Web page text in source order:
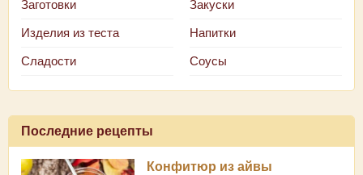
Заготовки Закуски
Изделия из теста Напитки
Сладости Соусы
Последние рецепты
Конфитюр из айвы